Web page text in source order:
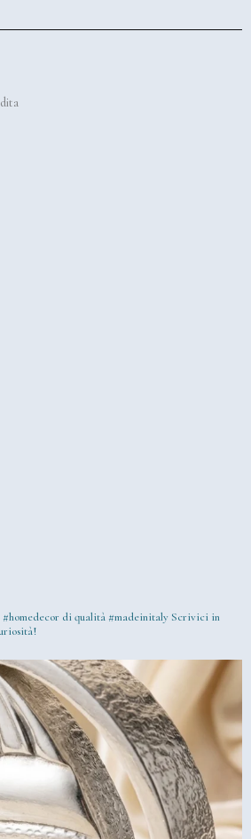
#homedecor di qualità #madeinitaly Scrivici in